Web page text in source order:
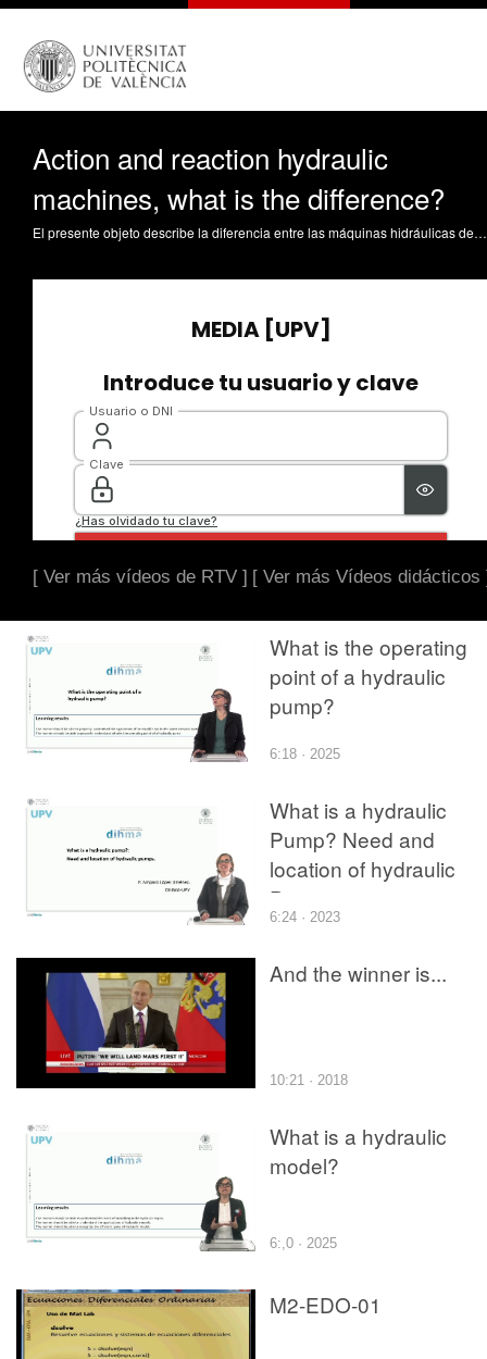
Action and reaction hydraulic
machines, what is the difference?
El presente objeto describe la diferencia entre las máquinas hidráulicas de acción y reacción a través de la definición del concepto de grado de reactividad y la utilización de este tipo de maquinaria en el conjunto de las máquinas hidráulicas, así como sus diferentes aplicaciones. López Jiménez, PA.; Pérez Sánchez, M. (2024). Action and reaction hydraulic machines, what is the difference?. https://riunet.upv.es/handle/10251/205346 DER
[ Ver más vídeos de RTV ] [ Ver más Vídeos didácticos
What is the operating
point of a hydraulic
pump?
6:18 · 2025
What is a hydraulic
Pump? Need and
location of hydraulic
Pumps
6:24 · 2023
And the winner is...
10:21 · 2018
What is a hydraulic
model?
6:,0 · 2025
M2-EDO-01